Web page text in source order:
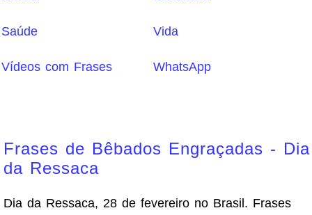
Saúde Vida
Vídeos com Frases WhatsApp
Frases de Bêbados Engraçadas - Dia
da Ressaca
Dia da Ressaca, 28 de fevereiro no Brasil. Frases